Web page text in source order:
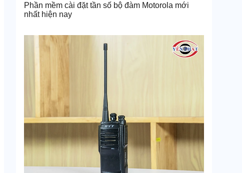
Phần mềm cài đặt tần số bộ đàm Motorola mới
nhất hiện nay